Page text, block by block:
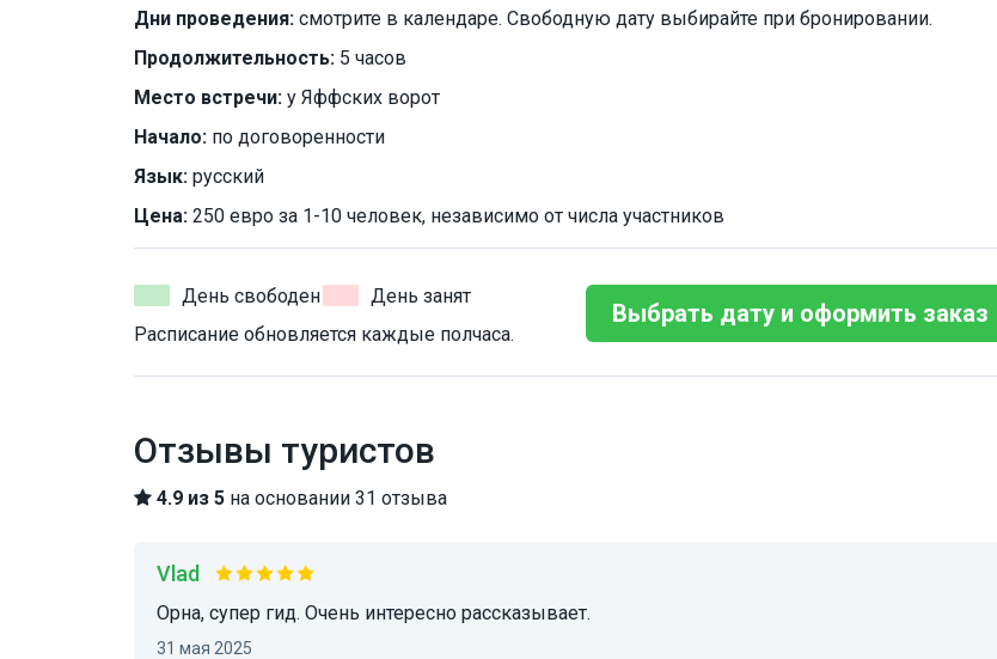
Дни проведения: смотрите в календаре. Свободную дату выбирайте при бронировании.
Продолжительность: 5 часов
Место встречи: у Яффских ворот
Начало: по договоренности
Язык: русский
Цена: 250 евро за 1-10 человек, независимо от числа участников
День свободен
День занят
Расписание обновляется каждые полчаса.
Выбрать дату и оформить заказ
Отзывы туристов
4.9 из 5 на основании 31 отзыва
Vlad
Орна, супер гид. Очень интересно рассказывает.
31 мая 2025